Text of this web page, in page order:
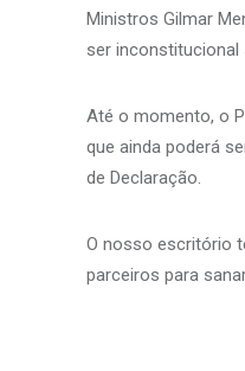
Ministros Gilmar
ser
Até o momento, o
que ainda poderá
de Declaração.
O nosso escritório
parceiros para